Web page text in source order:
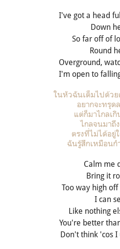
I've got a head
Down
So far off of
Round
Overground,
I'm open to
ในหัวฉันเต็มไปด้วย
อยากจะทรุด
แต่ก็มาไกลเ
ไกลจนมาถึ
ตรงที่ไม่ได้อยู่
ฉันรู้สึกเหมือนก
Calm me
Bring it
Too way high
I can
Like nothing
You're better
Don't think 'cos I